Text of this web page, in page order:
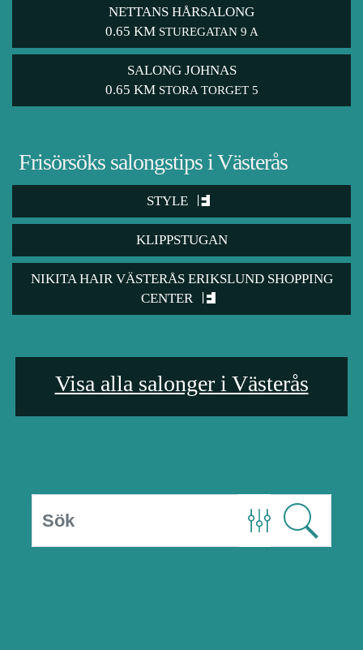
NETTANS HÅRSALONG
0.65 KM STUREGATAN 9 A
SALONG JOHNAS
0.65 KM STORA TORGET 5
Frisörsöks salongstips i Västerås
STYLE
KLIPPSTUGAN
NIKITA HAIR VÄSTERÅS ERIKSLUND SHOPPING
CENTER
Visa alla salonger i Västerås